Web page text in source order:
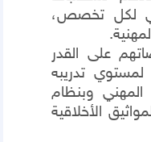
لكل تخصص،
على القدر
تدريبه
وبنظام
الأخلاقية